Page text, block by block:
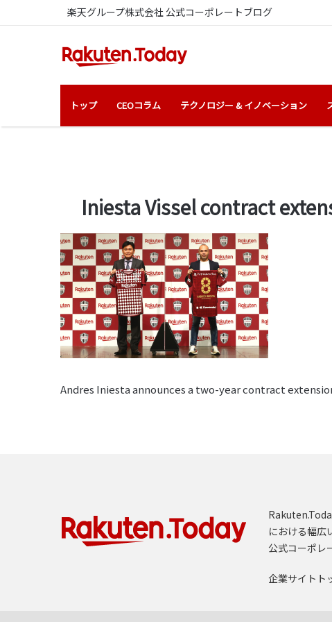
楽天グループ株式会社 公式コーポレートブログ
トップ CEOコラム テクノロジー & イノベーション
Iniesta Vissel contract
Andres Iniesta announces a two-year contract
における幅広
公式コーポレ
企業サイトト